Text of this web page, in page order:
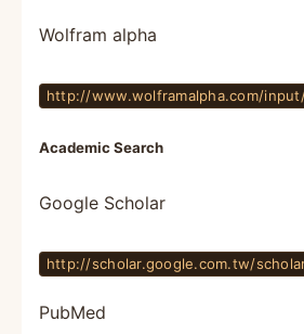
Wolfram alpha
http://www.wolframalpha.com/
Academic Search
Google Scholar
http://scholar.google.com.tw/
PubMed